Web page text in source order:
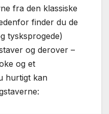
fra den klassiske
finder du de
tysksprogede)
og derover –
og et
hurtigt kan